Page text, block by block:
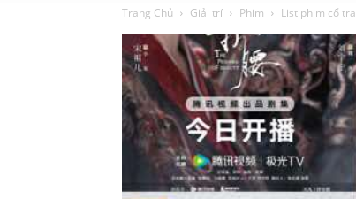
Trang Chủ Giải trí Phim List phim cổ